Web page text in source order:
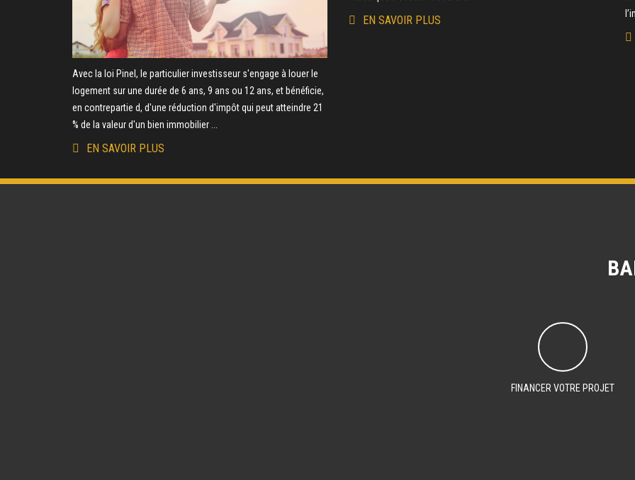
Avec la loi Pinel, le particulier investisseur s'engage à louer le
logement sur une durée de 6 ans, 9 ans ou 12 ans, et bénéficie,
en contrepartie d, d'une réduction d'impôt qui peut atteindre 21
% de la valeur d'un bien immobilier ...
EN SAVOIR PLUS
EN SAVOIR PLUS
FINANCER VOTRE PROJET